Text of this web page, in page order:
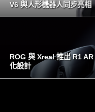
V6 與人形機器人同步亮相
ROG 與 Xreal 推出 R1
化設計